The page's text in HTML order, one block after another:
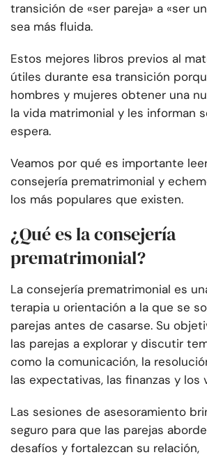
transición de «ser pareja» a «ser
sea más fluida.
Estos mejores libros previos al
útiles durante esa transición
hombres y mujeres obtener una
la vida matrimonial y les informan
espera.
Veamos por qué es importante
consejería prematrimonial y
los más populares que existen.
¿Qué es la consejería
prematrimonial?
La consejería prematrimonial es
terapia u orientación a la que se
parejas antes de casarse. Su
las parejas a explorar y discutir
como la comunicación, la
las expectativas, las finanzas y los
Las sesiones de asesoramiento
seguro para que las parejas
desafíos y fortalezcan su relación,